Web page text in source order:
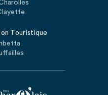
Touristique